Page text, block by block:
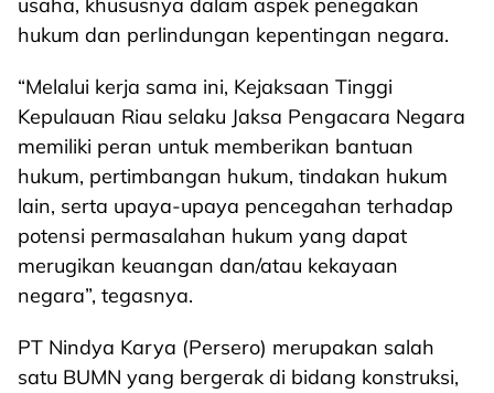
hukum dan perlindungan kepentingan negara.
“Melalui kerja sama ini, Kejaksaan Tinggi
Kepulauan Riau selaku Jaksa Pengacara Negara
memiliki peran untuk memberikan bantuan
hukum, pertimbangan hukum, tindakan hukum
lain, serta upaya-upaya pencegahan terhadap
potensi permasalahan hukum yang dapat
merugikan keuangan dan/atau kekayaan
negara”, tegasnya.
PT Nindya Karya (Persero) merupakan salah
satu BUMN yang bergerak di bidang konstruksi,